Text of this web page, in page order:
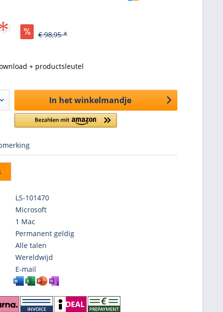
€ 98,95 *
+ productsleutel
In het winkelmandje
LS-101470
Microsoft
1 Mac
Permanent geldig
Alle talen
Wereldwijd
E-mail